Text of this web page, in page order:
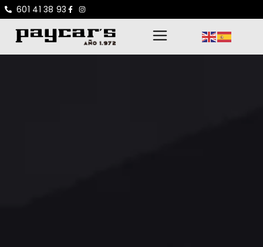
601 41 38 93